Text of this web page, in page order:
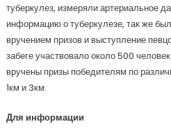
туберкулез, измеряли артериальное
информацию о туберкулезе, так же
вручением призов и выступление
забеге участвовало около 500
вручены призы победителям по
1км и 3км.
Для информации